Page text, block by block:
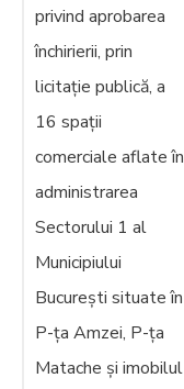
privind aprobarea
închirierii, prin
licitație publică, a
16 spații
comerciale aflate în
administrarea
Sectorului 1 al
Municipiului
București situate în
P-ța Amzei, P-ța
Matache și imobilul